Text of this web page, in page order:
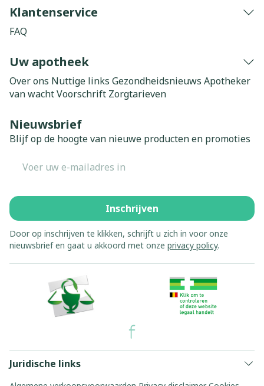
Klantenservice
FAQ
Uw apotheek
Over ons Nuttige links Gezondheidsnieuws Apotheker
van wachtVoorschrift Zorgtarieven
Nieuwsbrief
Blijf op de hoogte van nieuwe producten en promoties
Inschrijven
Door op inschrijven te klikken, schrijft u zich in voor onze
nieuwsbrief en gaat u akkoord met onze privacy policy.
Juridische links